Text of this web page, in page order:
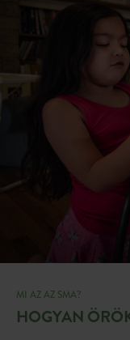
MI AZ AZ SMA?
HOGYAN